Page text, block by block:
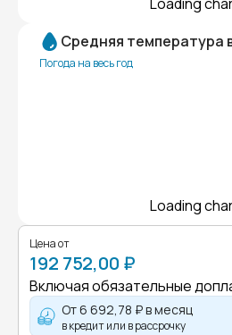
Средняя температура
Погода на весь год
Loading
Цена от
192 752,00 ₽
Включая обязательные
От6 692,78 ₽в месяц
в кредит или в рассрочку